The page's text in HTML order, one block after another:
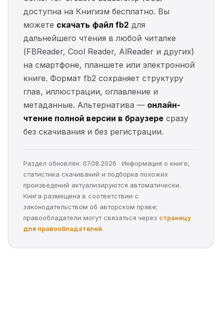
доступна на Книгизм бесплатно. Вы
можете скачать файл fb2 для
дальнейшего чтения в любой читалке
(FBReader, Cool Reader, AlReader и других)
на смартфоне, планшете или электронной
книге. Формат fb2 сохраняет структуру
глав, иллюстрации, оглавление и
метаданные. Альтернатива — онлайн-
чтение полной версии в браузере сразу
без скачивания и без регистрации.
Раздел обновлён: 07.08.2026 · Информация о книге,
статистика скачиваний и подборка похожих
произведений актуализируются автоматически.
Книга размещена в соответствии с
законодательством об авторском праве;
правообладатели могут связаться через страницу
для правообладателей.